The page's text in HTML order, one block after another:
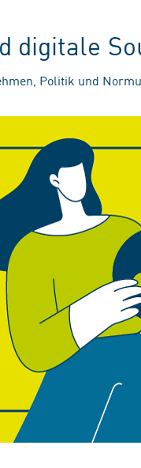
digitale
Politik und